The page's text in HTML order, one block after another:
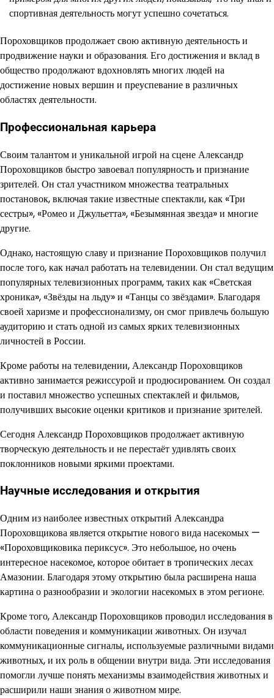
спортивная деятельность могут успешно сочетаться.
Пороховщиков продолжает свою активную деятельность и
продвижение науки и образования. Его достижения и вклад в
общество продолжают вдохновлять многих людей на
достижение новых вершин и преуспевание в различных
областях деятельности.
Профессиональная карьера
Своим талантом и уникальной игрой на сцене Александр
Пороховщиков быстро завоевал популярность и признание
зрителей. Он стал участником множества театральных
постановок, включая такие известные спектакли, как «Три
сестры», «Ромео и Джульетта», «Безымянная звезда» и многие
другие.
Однако, настоящую славу и признание Пороховщиков получил
после того, как начал работать на телевидении. Он стал ведущим
популярных телевизионных программ, таких как «Светская
хроника», «Звёзды на льду» и «Танцы со звёздами». Благодаря
своей харизме и профессионализму, он смог привлечь большую
аудиторию и стать одной из самых ярких телевизионных
личностей в России.
Кроме работы на телевидении, Александр Пороховщиков
активно занимается режиссурой и продюсированием. Он создал
и поставил множество успешных спектаклей и фильмов,
получивших высокие оценки критиков и признание зрителей.
Сегодня Александр Пороховщиков продолжает активную
творческую деятельность и не перестаёт удивлять своих
поклонников новыми яркими проектами.
Научные исследования и открытия
Одним из наиболее известных открытий Александра
Пороховщикова является открытие нового вида насекомых —
«Пороховщиковика периксус». Это небольшое, но очень
интересное насекомое, которое обитает в тропических лесах
Амазонии. Благодаря этому открытию была расширена наша
картина о разнообразии и экологии насекомых в этом регионе.
Кроме того, Александр Пороховщиков проводил исследования в
области поведения и коммуникации животных. Он изучал
коммуникационные сигналы, используемые различными видами
животных, и их роль в общении внутри вида. Эти исследования
помогли лучше понять механизмы взаимодействия животных и
расширили наши знания о животном мире.